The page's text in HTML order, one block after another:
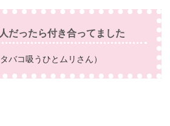
だったら付き合ってました
バコ吸うひとムリさん）